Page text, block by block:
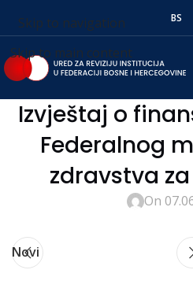
Skip to navigation
Skip to main content
BS
Izvještaj o
Federalnog
zdravstva za
On
Novi